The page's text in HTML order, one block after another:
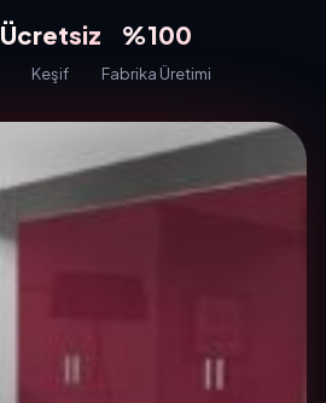
Ücretsiz
Keşif
%100
Fabrika Üretimi